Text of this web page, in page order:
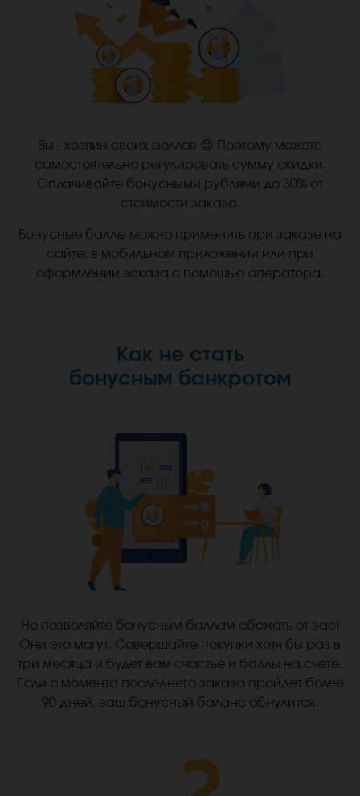
Вы - хозяин своих роллов 😉 Поэтому можете
самостоятельно регулировать сумму скидки.
Оплачивайте бонусными рублями до 30% от
стоимости заказа.
Бонусные баллы можно применить при заказе на
сайте, в мобильном приложении или при
оформлении заказа с помощью оператора.
Как не стать
бонусным банкротом
Не позволяйте бонусным баллам сбежать от вас!
Они это могут. Совершайте покупки хотя бы раз в
три месяца и будет вам счастье и баллы на счете.
Если с момента последнего заказа пройдет более
90 дней, ваш бонусный баланс обнулится.